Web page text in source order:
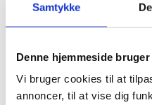
Samtykke
Denne hjemmeside
Vi bruger cookies til at
annoncer, til at vise dig
løbelængde er 400m pr 100gr
220,00